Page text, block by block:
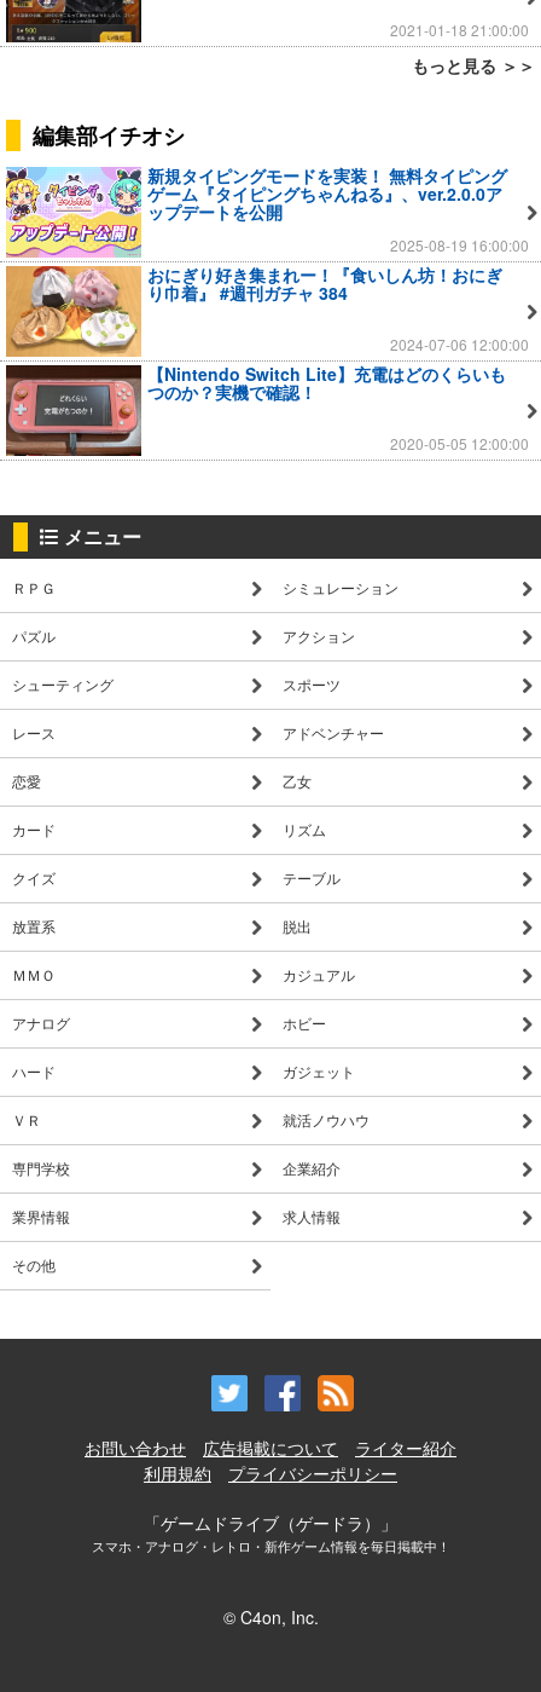
2021-01-18 21:00:00
もっと見る ＞＞
編集部イチオシ
新規タイピングモードを実装！ 無料タイピング
ゲーム『タイピングちゃんねる』、ver.2.0.0ア
ップデートを公開
2025-08-19 16:00:00
おにぎり好き集まれー！『食いしん坊！おにぎ
り巾着』 #週刊ガチャ 384
2024-07-06 12:00:00
【Nintendo Switch Lite】充電はどのくらいも
つのか？実機で確認！
2020-05-05 12:00:00
メニュー
ＲＰＧ シミュレーション
パズル アクション
シューティング スポーツ
レース アドベンチャー
恋愛 乙女
カード リズム
クイズ テーブル
放置系 脱出
ＭＭＯ カジュアル
アナログ ホビー
ハード ガジェット
ＶＲ 就活ノウハウ
専門学校 企業紹介
業界情報 求人情報
その他
お問い合わせ 広告掲載について
ライター紹介
利用規約
プライバシーポリシー
「ゲームドライブ（ゲードラ）」
スマホ・アナログ・レトロ・新作ゲーム情報を毎日掲載中！
© C4on, Inc.